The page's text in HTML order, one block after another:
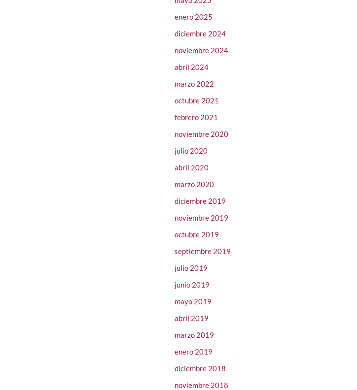
enero 2025
diciembre 2024
noviembre 2024
abril 2024
marzo 2022
octubre 2021
febrero 2021
noviembre 2020
julio 2020
abril 2020
marzo 2020
diciembre 2019
noviembre 2019
octubre 2019
septiembre 2019
julio 2019
junio 2019
mayo 2019
abril 2019
marzo 2019
enero 2019
diciembre 2018
noviembre 2018